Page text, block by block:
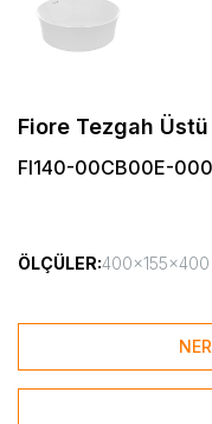
Fiore Tezgah
FI140-00CB00E-
ÖLÇÜLER:400x155x400